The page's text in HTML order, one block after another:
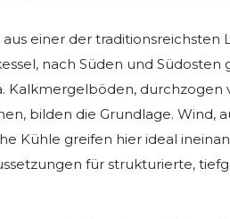
einer der traditionsreichsten
nach Süden und Südosten
Kalkmergelböden, durchzogen
bilden die Grundlage. Wind,
Kühle greifen hier ideal
für strukturierte,